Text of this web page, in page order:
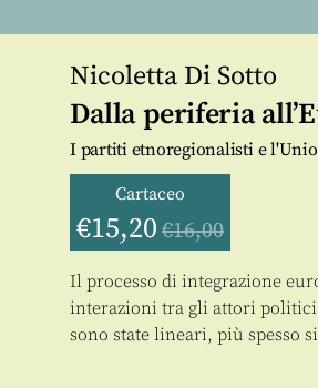
Nicoletta Di Sotto
Dalla periferia
I partiti etnoregionalisti e
Cartaceo
€15,20 €16,00
Il processo di integrazione
interazioni tra gli attori
sono state lineari, più spesso